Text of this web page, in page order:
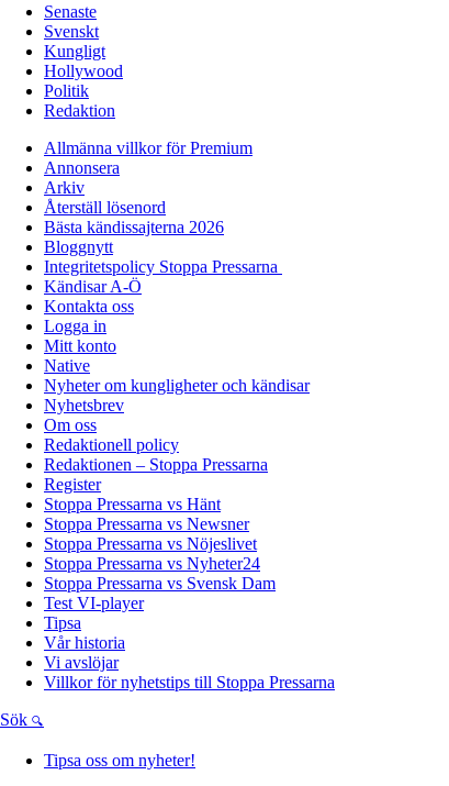
Senaste
Svenskt
Kungligt
Hollywood
Politik
Redaktion
Allmänna villkor för Premium
Annonsera
Arkiv
Återställ lösenord
Bästa kändissajterna 2026
Bloggnytt
Integritetspolicy Stoppa Pressarna
Kändisar A-Ö
Kontakta oss
Logga in
Mitt konto
Native
Nyheter om kungligheter och kändisar
Nyhetsbrev
Om oss
Redaktionell policy
Redaktionen – Stoppa Pressarna
Register
Stoppa Pressarna vs Hänt
Stoppa Pressarna vs Newsner
Stoppa Pressarna vs Nöjeslivet
Stoppa Pressarna vs Nyheter24
Stoppa Pressarna vs Svensk Dam
Test VI-player
Tipsa
Vår historia
Vi avslöjar
Villkor för nyhetstips till Stoppa Pressarna
Sök
Tipsa oss om nyheter!